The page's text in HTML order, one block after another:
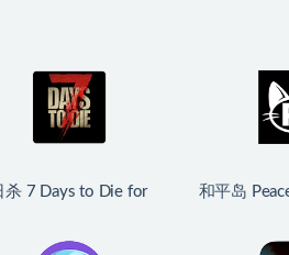
杀 7 Days to Die for
和平岛